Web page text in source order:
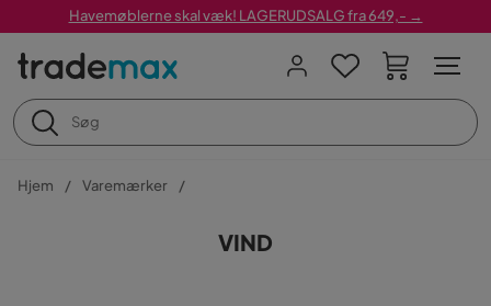
Havemøblerne skal væk! LAGERUDSALG fra 649,- →
Hjem Varemærker
VIND